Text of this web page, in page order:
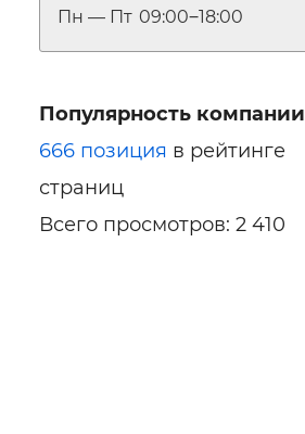
Пн — Пт 09:00‒18:00
Популярность компании
666 позиция в рейтинге
страниц
Всего просмотров: 2 410